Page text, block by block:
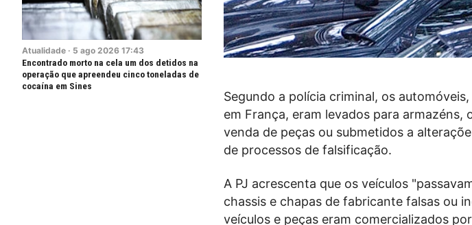
Atualidade · 5 ago 2026 17:43
Encontrado morto na cela um dos detidos na
operação que apreendeu cinco toneladas de
cocaína em Sines
Segundo a polícia criminal, os
em França, eram levados para armazéns,
venda de peças ou submetidos a
de processos de falsificação.
A PJ acrescenta que os veículos
chassis e chapas de fabricante falsas ou
veículos e peças eram comercializados